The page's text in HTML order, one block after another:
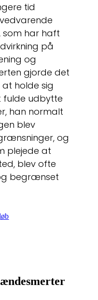
tid
har haft
på
og
gjorde det
holde sig
fulde udbytte
han normalt
blev
og
plejede at
blev ofte
begrænset